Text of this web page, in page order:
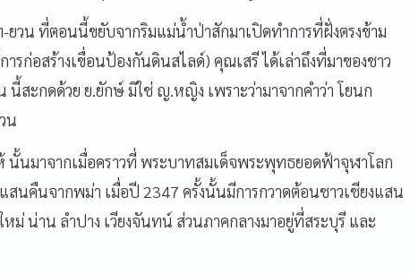
วน ที่ตอนนี้ขยับจากริมแม่น้ำป่าสักมาเปิดทำการที่ฝั่งตรงข้าม
ารก่อสร้างเขื่อนป้องกันดินสไลด์) คุณเสรี ได้เล่าถึงที่มาของชาว
นี้สะกดด้วย ย.ยักษ์ มิใช่ ญ.หญิง เพราะว่ามาจากคำว่า โยนก
น
นั้นมาจากเมื่อคราวที่ พระบาทสมเด็จพระพุทธยอดฟ้าจุฬาโลก
สนคืนจากพม่า เมื่อปี 2347 ครั้งนั้นมีการกวาดต้อนชาวเชียงแสน
ม่ น่าน ลำปาง เวียงจันทน์ ส่วนภาคกลางมาอยู่ที่สระบุรี และ